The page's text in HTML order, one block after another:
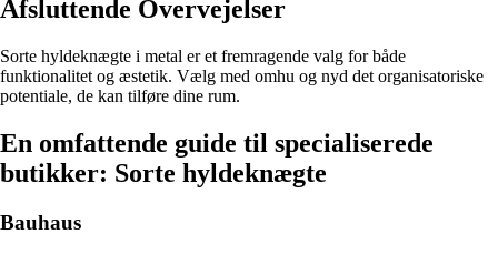
Afsluttende Overvejelser
Sorte hyldeknægte i metal er et fremragende valg for både
funktionalitet og æstetik. Vælg med omhu og nyd det organisatoriske
potentiale, de kan tilføre dine rum.
En omfattende guide til specialiserede
butikker: Sorte hyldeknægte
Bauhaus